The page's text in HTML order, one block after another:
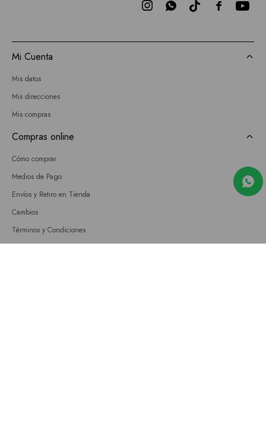

 
Mi Cuenta
Mis datos
Mis direcciones
Mis compras
Compras online
Cómo comprar
Medios de Pago
Envíos y Retiro en Tienda
Cambios
Términos y Condiciones